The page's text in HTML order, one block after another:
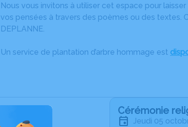
Nous vous invitons à utiliser cet espace pour
vos pensées à travers des poèmes ou des textes.
DEPLANNE.
Un service de plantation d’arbre hommage est
Cérémonie
jeudi 05